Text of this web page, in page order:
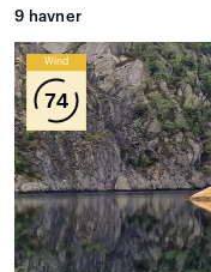
9 havner
Wind
74